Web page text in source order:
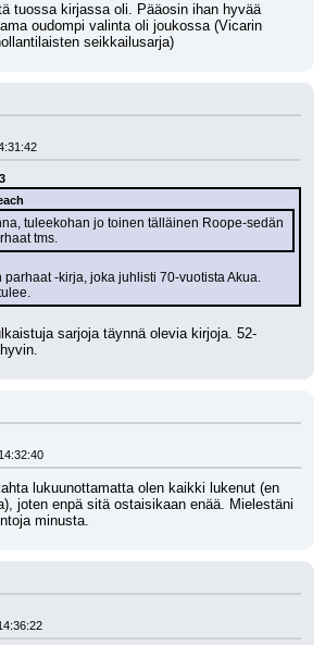
tuossa kirjassa oli. Pääosin ihan hyvää
oudompi valinta oli joukossa (Vicarin
seikkailusarja)
tuleekohan jo toinen tälläinen Roope-sedän
tms.
parhaat -kirja, joka juhlisti 70-vuotista Akua.
sarjoja täynnä olevia kirjoja. 52-
lukuunottamatta olen kaikki lukenut (en
joten enpä sitä ostaisikaan enää. Mielestäni
minusta.